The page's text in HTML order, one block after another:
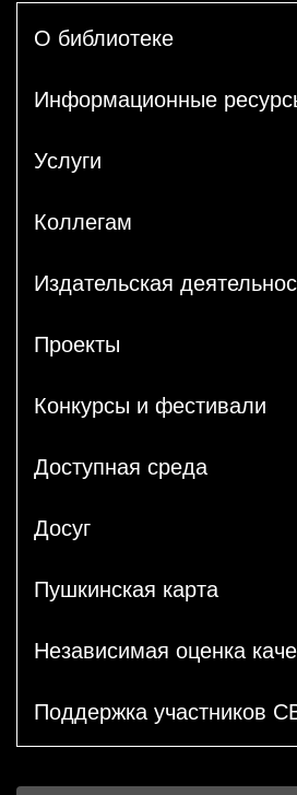
О библиотеке
Информационные
Услуги
Коллегам
Издательская
Проекты
Конкурсы и фестивали
Доступная среда
Досуг
Пушкинская карта
Независимая оценка
Поддержка участников